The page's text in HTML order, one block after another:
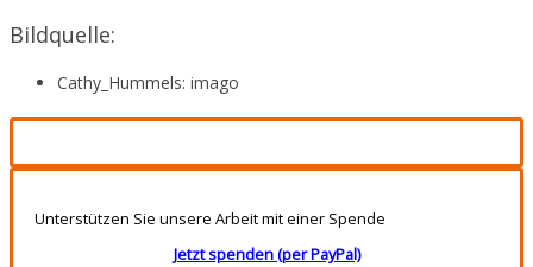
Bildquelle:
Cathy_Hummels: imago
Unterstützen Sie unsere Arbeit mit einer Spende
Jetzt spenden (per PayPal)